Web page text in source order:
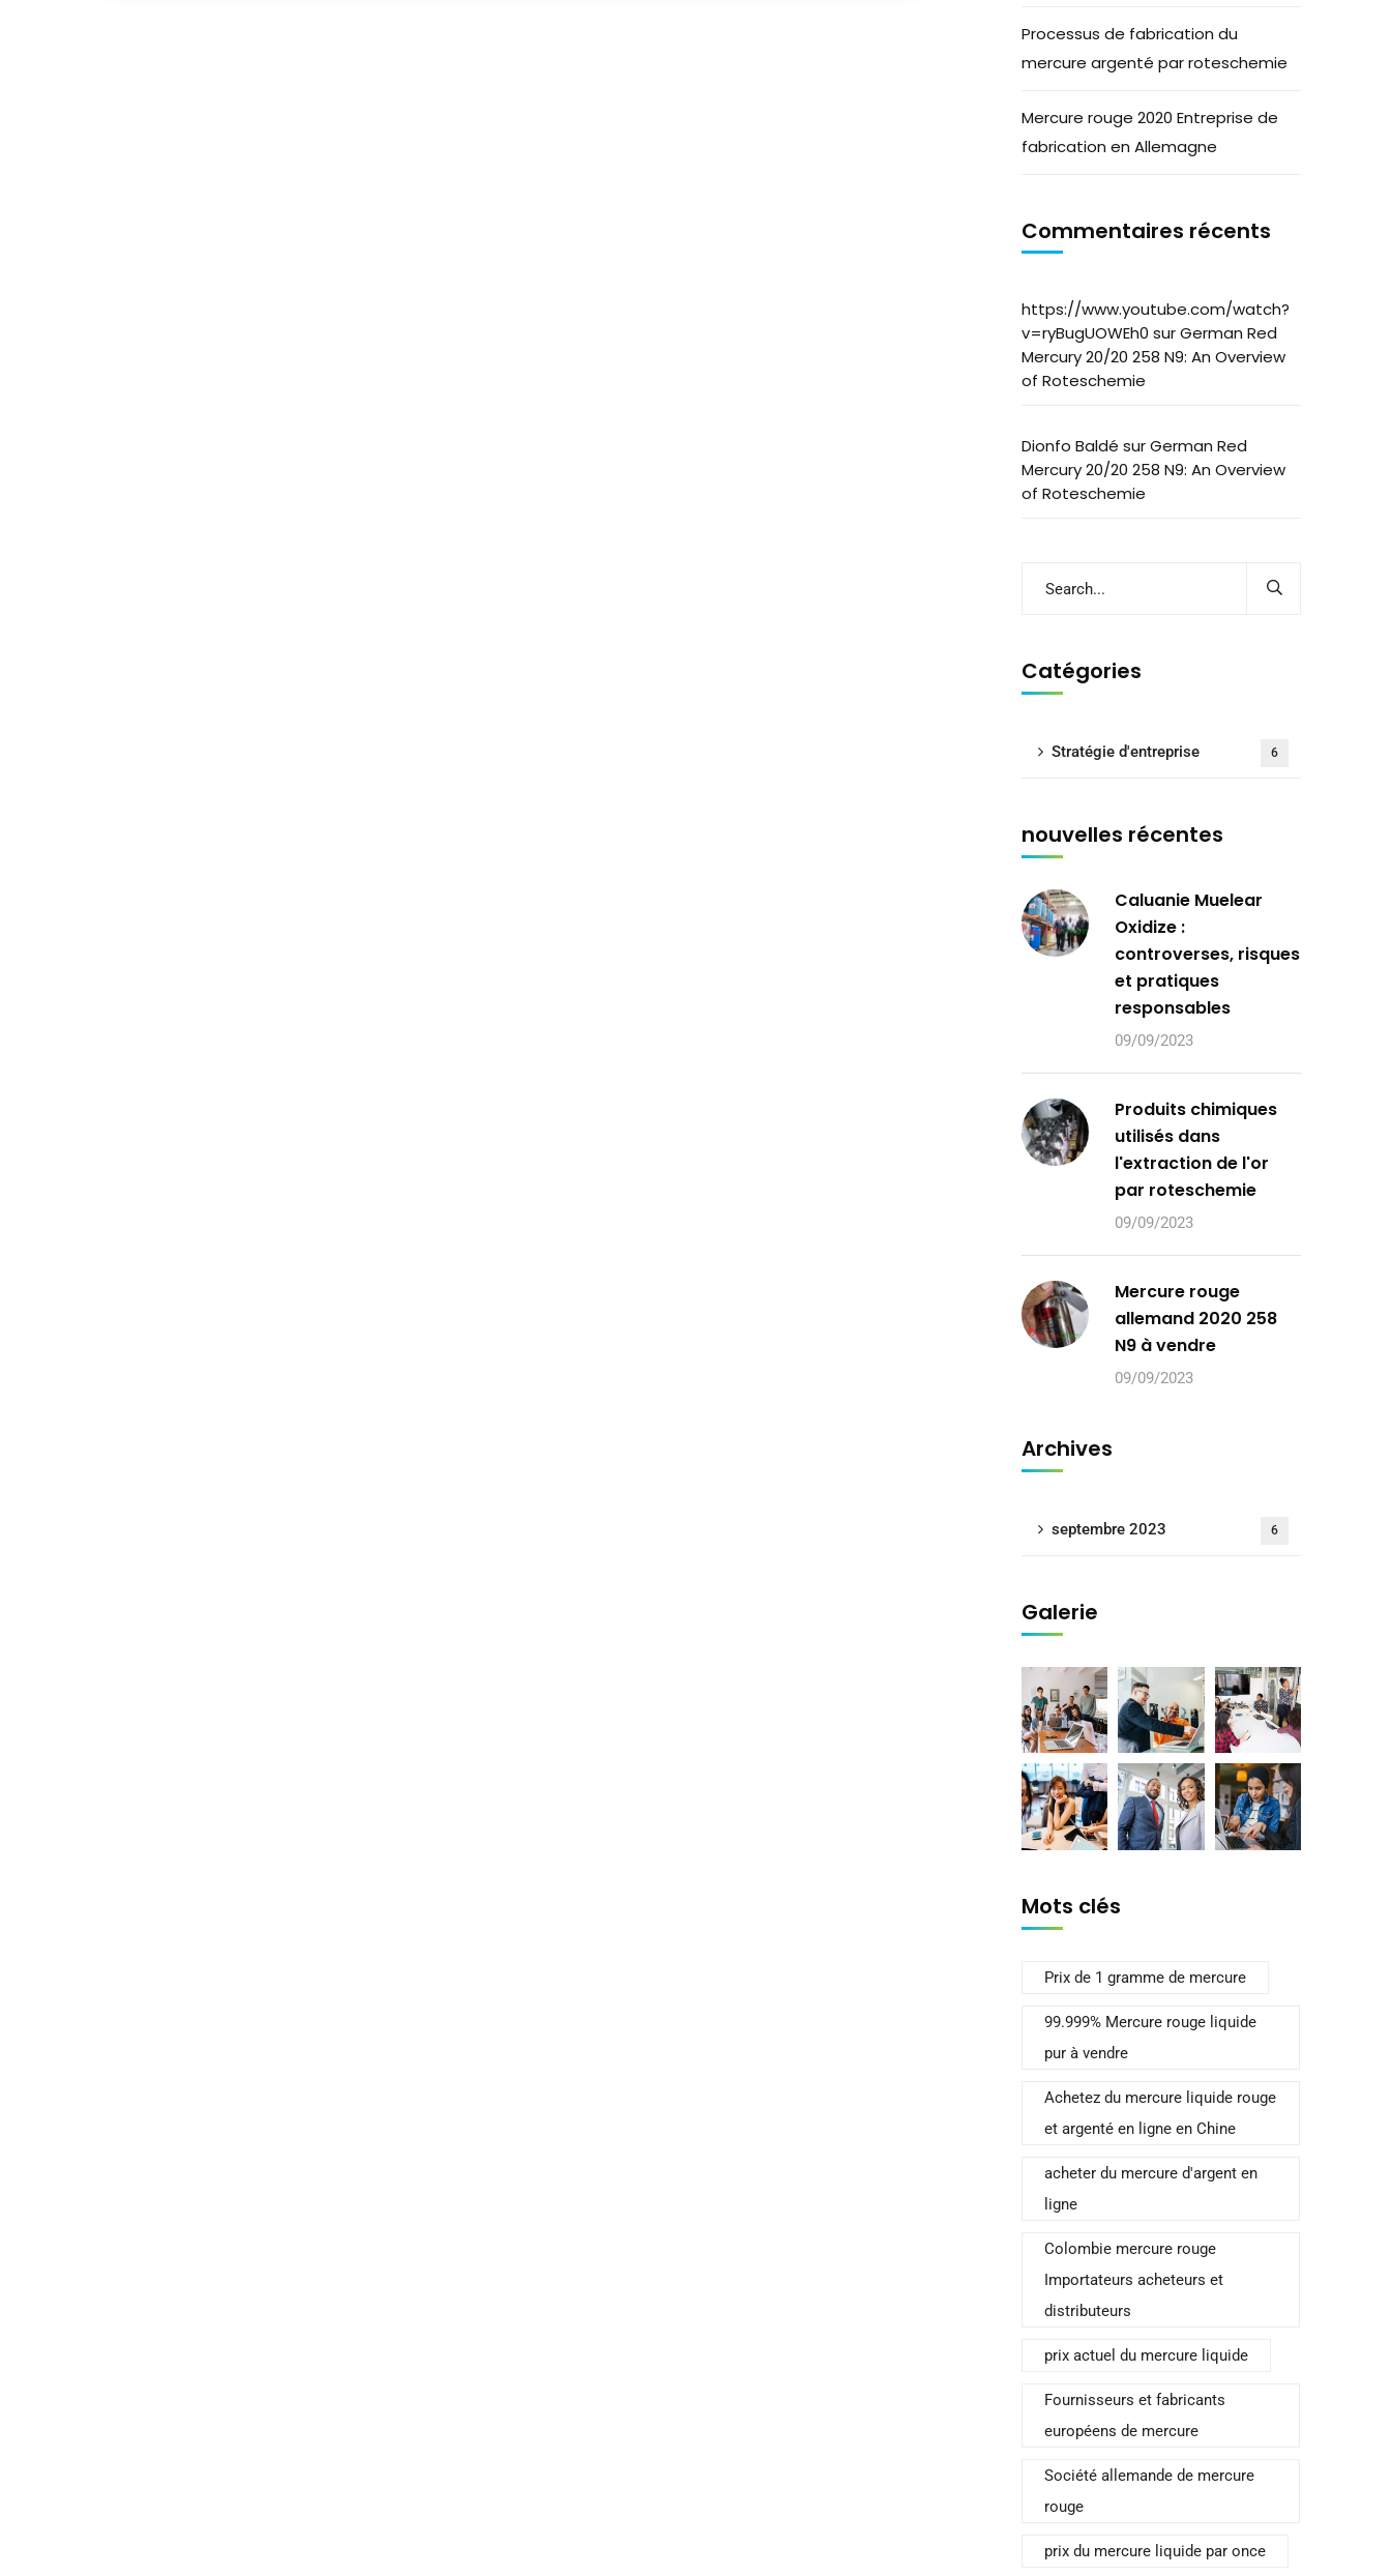
Processus de fabrication du
mercure argenté par roteschemie
Mercure rouge 2020 Entreprise de
fabrication en Allemagne
Commentaires récents
https://www.youtube.com/watch?
v=ryBugUOWEh0 surGerman Red
Mercury 20/20 258 N9: An Overview
of Roteschemie
Dionfo Baldé surGerman Red
Mercury 20/20 258 N9: An Overview
of Roteschemie
Catégories
Stratégie d'entreprise 6
nouvelles récentes
Caluanie Muelear
Oxidize :
controverses, risques
et pratiques
responsables
09/09/2023
Produits chimiques
utilisés dans
l'extraction de l'or
par roteschemie
09/09/2023
Mercure rouge
allemand 2020 258
N9 à vendre
09/09/2023
Archives
septembre 2023 6
Galerie
Mots clés
Prix de 1 gramme de mercure
99.999% Mercure rouge liquide
pur à vendre
Achetez du mercure liquide rouge
et argenté en ligne en Chine
acheter du mercure d'argent en
ligne
Colombie mercure rouge
Importateurs acheteurs et
distributeurs
prix actuel du mercure liquide
Fournisseurs et fabricants
européens de mercure
Société allemande de mercure
rouge
prix du mercure liquide par once